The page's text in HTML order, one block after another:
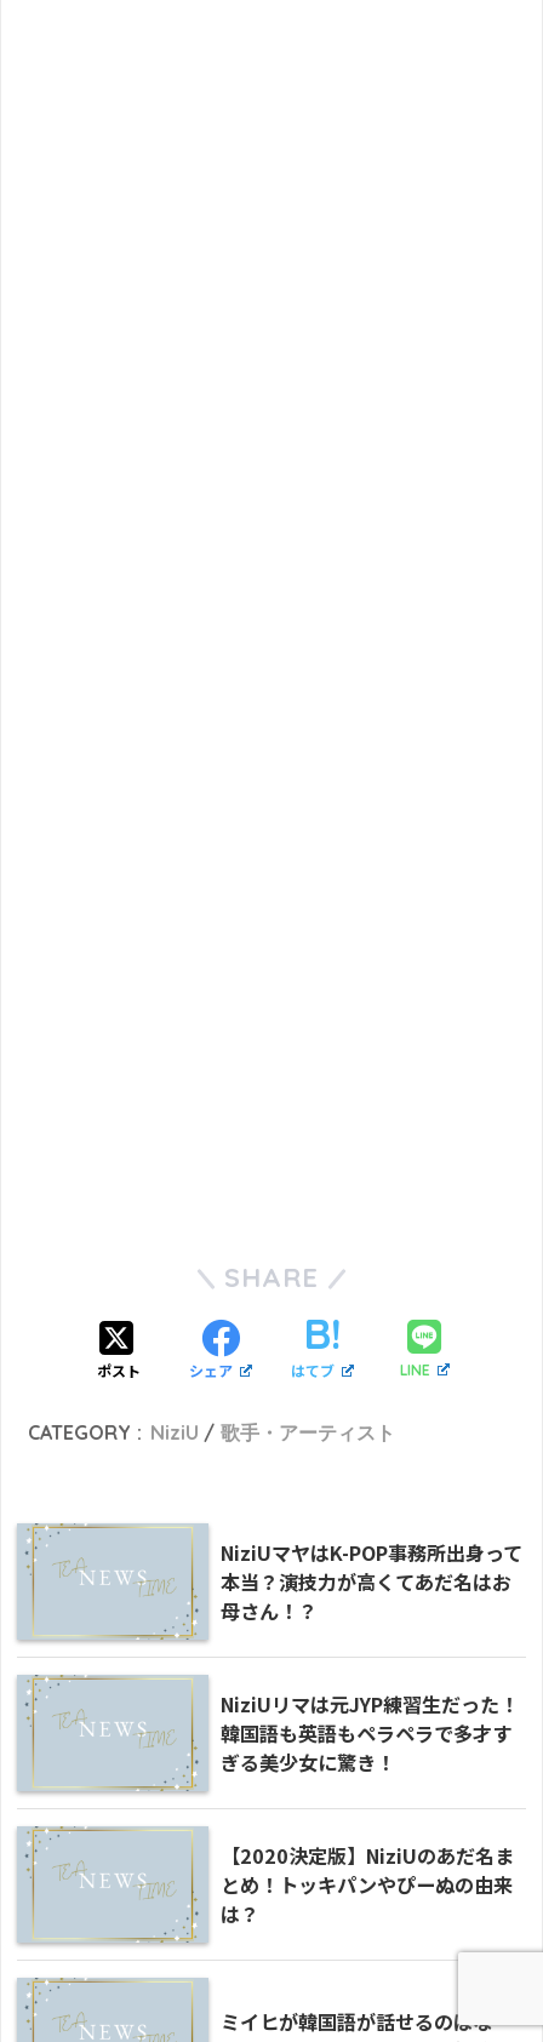
SHARE
ポスト シェア はてブ LINE
CATEGORY : NiziU 歌手・アーティスト
NiziUマヤはK-POP事務所出身って
本当？演技力が高くてあだ名はお
母さん！？
NiziUリマは元JYP練習生だった！
韓国語も英語もペラペラで多才す
ぎる美少女に驚き！
【2020決定版】NiziUのあだ名ま
とめ！トッキパンやぴーぬの由来
は？
ミイヒが韓国語が話せるのはな